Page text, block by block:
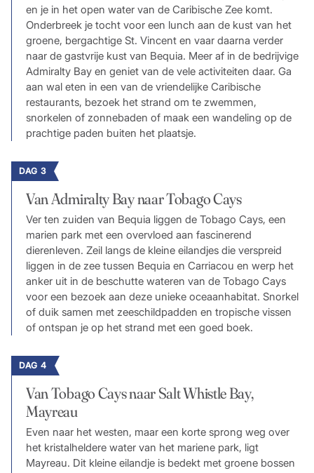
en je in het open water van de Caribische Zee komt.
Onderbreek je tocht voor een lunch aan de kust van het
groene, bergachtige St. Vincent en vaar daarna verder
naar de gastvrije kust van Bequia. Meer af in de bedrijvige
Admiralty Bay en geniet van de vele activiteiten daar. Ga
aan wal eten in een van de vriendelijke Caribische
restaurants, bezoek het strand om te zwemmen,
snorkelen of zonnebaden of maak een wandeling op de
prachtige paden buiten het plaatsje.
DAG 3
Van Admiralty Bay naar Tobago Cays
Ver ten zuiden van Bequia liggen de Tobago Cays, een
marien park met een overvloed aan fascinerend
dierenleven. Zeil langs de kleine eilandjes die verspreid
liggen in de zee tussen Bequia en Carriacou en werp het
anker uit in de beschutte wateren van de Tobago Cays
voor een bezoek aan deze unieke oceaanhabitat. Snorkel
of duik samen met zeeschildpadden en tropische vissen
of ontspan je op het strand met een goed boek.
DAG 4
Van Tobago Cays naar Salt Whistle Bay,
Mayreau
Even naar het westen, maar een korte sprong weg over
het kristalheldere water van het mariene park, ligt
Mayreau. Dit kleine eilandje is bedekt met groene bossen